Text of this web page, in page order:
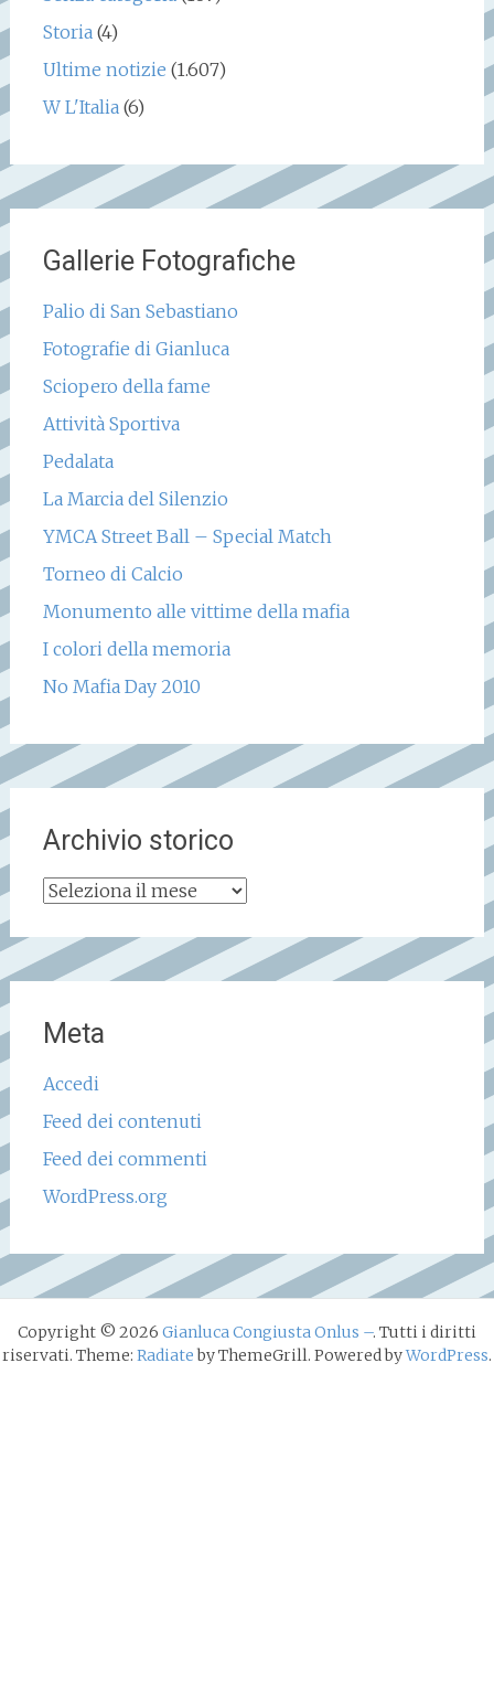
Storia(4)
Ultime notizie (1.607)
W L'Italia(6)
Gallerie Fotografiche
Palio di San Sebastiano
Fotografie di Gianluca
Sciopero della fame
Attività Sportiva
Pedalata
La Marcia del Silenzio
YMCA Street Ball – Special Match
Torneo di Calcio
Monumento alle vittime della mafia
I colori della memoria
No Mafia Day 2010
Archivio storico
Archivio
Meta
Accedi
Feed dei contenuti
Feed dei commenti
WordPress.org
Copyright © 2026 Gianluca Congiusta Onlus –. Tutti i diritti
riservati. Theme: Radiateby ThemeGrill. Powered byWordPress.